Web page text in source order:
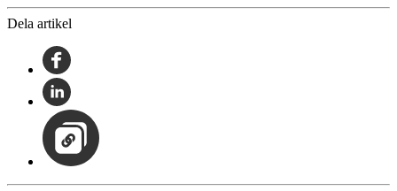
Dela artikel